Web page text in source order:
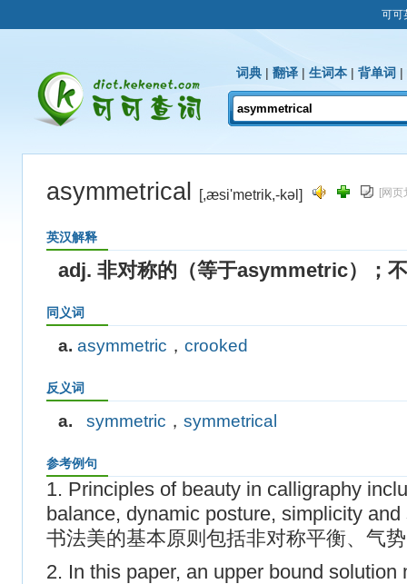
可可
词典 | 翻译 | 生词本 | 背单词 |
asymmetrical [,æsi'metrik,-kəl] [网页
英汉解释
adj. 非对称的（等于asymmetric）；
同义词
a. asymmetric ， crooked
反义词
a. symmetric ， symmetrical
参考例句
1. Principles of beauty in calligraphy
balance, dynamic posture, simplicity
书法美的基本原则包括非对称平衡、气
2. In this paper, an upper bound solution